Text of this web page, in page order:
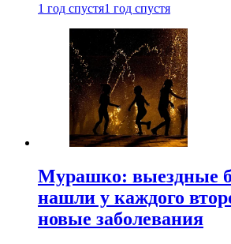
1 год спустя1 год спустя
Мурашко: выездные
нашли у каждого
новые заболевания